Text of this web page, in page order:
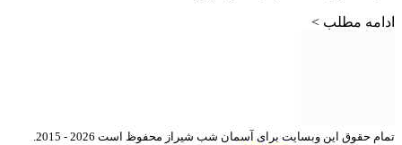
ادامه مطلب >
تمام حقوق این وبسایت برای آسمان شب شیراز محفوظ است 2026 - 2015.